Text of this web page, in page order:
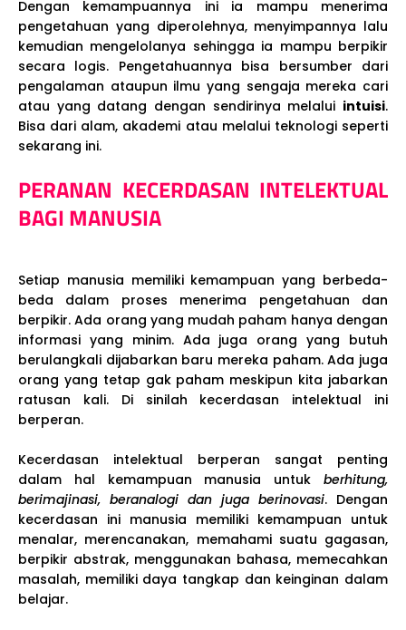
Dengan kemampuannya ini ia mampu menerima
pengetahuan yang diperolehnya, menyimpannya lalu
kemudian mengelolanya sehingga ia mampu berpikir
secara logis. Pengetahuannya bisa bersumber dari
pengalaman ataupun ilmu yang sengaja mereka cari
atau yang datang dengan sendirinya melalui intuisi.
Bisa dari alam, akademi atau melalui teknologi seperti
sekarang ini.
PERANAN KECERDASAN INTELEKTUAL
BAGI MANUSIA
Setiap manusia memiliki kemampuan yang berbeda-
beda dalam proses menerima pengetahuan dan
berpikir. Ada orang yang mudah paham hanya dengan
informasi yang minim. Ada juga orang yang butuh
berulangkali dijabarkan baru mereka paham. Ada juga
orang yang tetap gak paham meskipun kita jabarkan
ratusan kali. Di sinilah kecerdasan intelektual ini
berperan.
Kecerdasan intelektual berperan sangat penting
dalam hal kemampuan manusia untuk berhitung,
berimajinasi, beranalogi dan juga berinovasi. Dengan
kecerdasan ini manusia memiliki kemampuan untuk
menalar, merencanakan, memahami suatu gagasan,
berpikir abstrak, menggunakan bahasa, memecahkan
masalah, memiliki daya tangkap dan keinginan dalam
belajar.